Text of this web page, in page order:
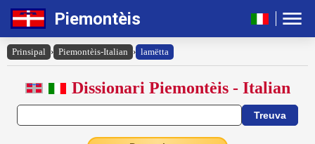
Piemontèis
Prinsipal › Piemontèis-Italian › lamëtta
Dissionari Piemontèis - Italian